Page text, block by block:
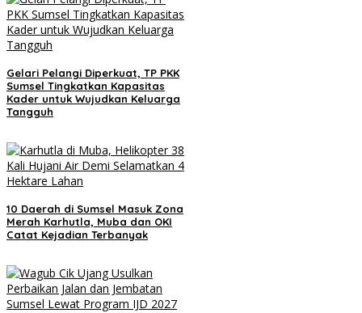
Gelari Pelangi Diperkuat, TP PKK
Sumsel Tingkatkan Kapasitas
Kader untuk Wujudkan Keluarga
Tangguh
10 Daerah di Sumsel Masuk Zona
Merah Karhutla, Muba dan OKI
Catat Kejadian Terbanyak